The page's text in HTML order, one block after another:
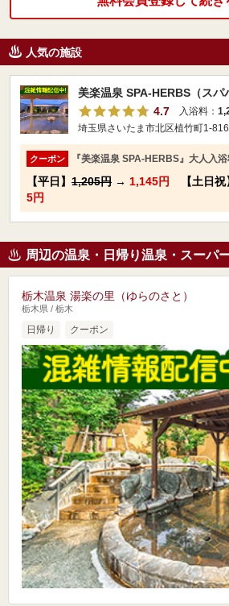
人気の施設
美楽温泉 SPA-HERBS（スパ
4.7
入浴料：
埼玉県さいたま市北区植竹町1-
クーポン 『美楽温泉 SPA-HERBS』大人入
【平日】 1,205円 → 1,145円 【土日祝
5円
周辺の温泉・日帰り温泉・スーパ
栃木温泉 湯楽の里（ゆらのさと）
栃木県 / 栃木
日帰り クーポン